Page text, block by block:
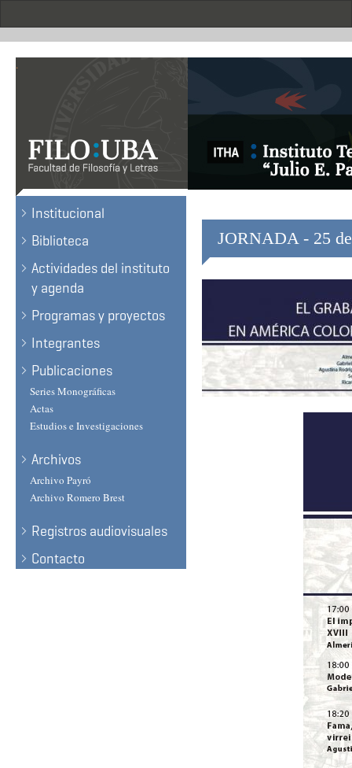
.
Institucional
Biblioteca
Actividades del instituto
y agenda
Programas y proyectos
Integrantes
Publicaciones
Series Monográficas
Actas
Estudios e Investigaciones
Archivos
Archivo Payró
Archivo Romero Brest
Registros audiovisuales
Contacto
JORNADA - 25